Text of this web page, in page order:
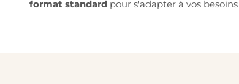
format standard pour s'adapter à vos